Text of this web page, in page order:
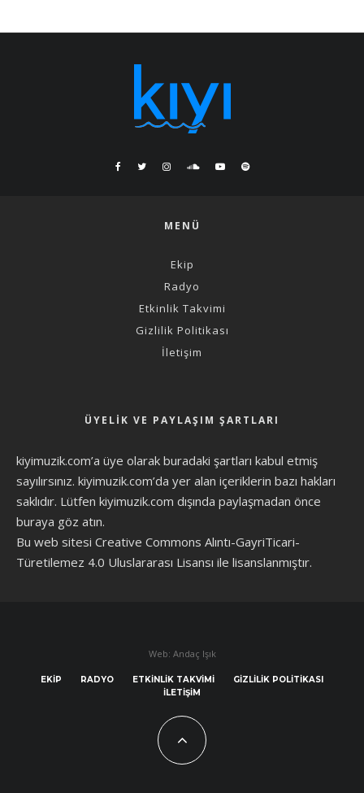
MENÜ
Ekip
Radyo
Etkinlik Takvimi
Gizlilik Politikası
İletişim
ÜYELIK VE PAYLAŞIM ŞARTLARI
kiyimuzik.com’a üye olarak buradaki şartları kabul etmiş
sayılırsınız. kiyimuzik.com’da yer alan içeriklerin bazı hakları
saklıdır. Lütfen kiyimuzik.com dışında paylaşmadan önce
buraya göz atın.
Bu web sitesi Creative Commons Alıntı-GayriTicari-
Türetilemez 4.0 Uluslararası Lisansı ile lisanslanmıştır.
Web: Andaç Işık
EKIP RADYO ETKINLIK TAKVIMI
GIZLILIK POLITIKASI
İLETIŞIM